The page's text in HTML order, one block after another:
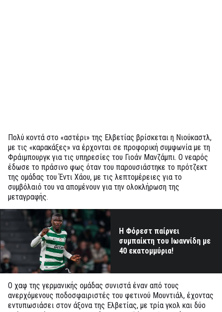
Πολύ κοντά στο «αστέρι» της Ελβετίας βρίσκεται η Νιούκαστλ,
με τις «καρακάξες» να έρχονται σε προφορική συμφωνία με τη
Φράιμπουργκ για τις υπηρεσίες του Γιοάν Μανζάμπι. Ο νεαρός
έδωσε το πράσινο φως όταν του παρουσιάστηκε το πρότζεκτ
της ομάδας του Έντι Χάου, με τις λεπτομέρειες για το
συμβόλαιό του να απομένουν για την ολοκλήρωση της
μεταγραφής.
Η Φόρεστ παίρνει
συμπαίκτη του Ιωαννίδη με
40 εκατομμύρια!
Ο χαφ της γερμανικής ομάδας συνιστά έναν από τους
ανερχόμενους ποδοσφαιριστές του φετινού Μουντιάλ, έχοντας
εντυπωσιάσει στον άξονα της Ελβετίας, με τρία γκολ και δύο